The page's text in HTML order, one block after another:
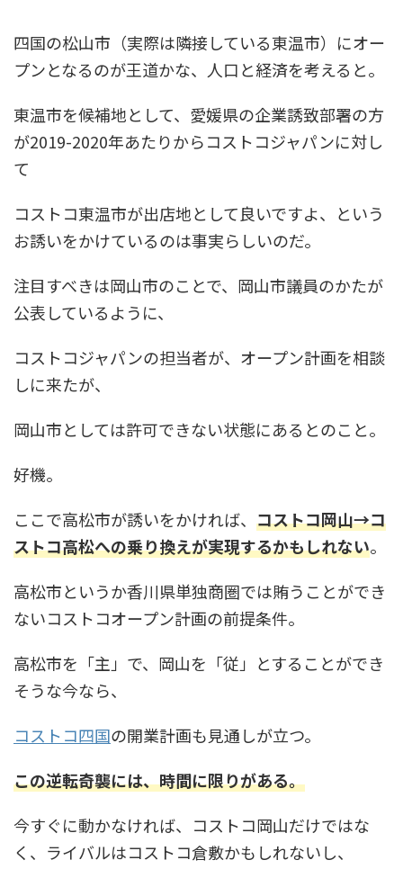
四国の松山市（実際は隣接している東温市）にオー
プンとなるのが王道かな、人口と経済を考えると。
東温市を候補地として、愛媛県の企業誘致部署の方
が2019-2020年あたりからコストコジャパンに対し
て
コストコ東温市が出店地として良いですよ、という
お誘いをかけているのは事実らしいのだ。
注目すべきは岡山市のことで、岡山市議員のかたが
公表しているように、
コストコジャパンの担当者が、オープン計画を相談
しに来たが、
岡山市としては許可できない状態にあるとのこと。
好機。
ここで高松市が誘いをかければ、 コストコ岡山→コ
ストコ高松への乗り換えが実現するかもしれない。
高松市というか香川県単独商圏では賄うことができ
ないコストコオープン計画の前提条件。
高松市を「主」で、岡山を「従」とすることができ
そうな今なら、
コストコ四国の開業計画も見通しが立つ。
この逆転奇襲には、時間に限りがある。
今すぐに動かなければ、コストコ岡山だけではな
く、ライバルはコストコ倉敷かもしれないし、